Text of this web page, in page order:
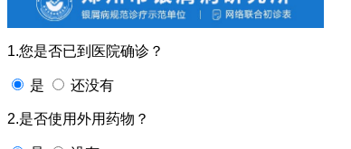
1.您是否已到医院确诊？
是 还没有
2.是否使用外用药物？